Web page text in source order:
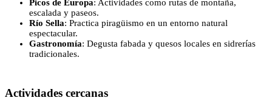
Picos de Europa: Actividades como rutas de montaña,
escalada y paseos.
Río Sella: Practica piragüismo en un entorno natural
espectacular.
Gastronomía: Degusta fabada y quesos locales en sidrerías
tradicionales.
Actividades cercanas